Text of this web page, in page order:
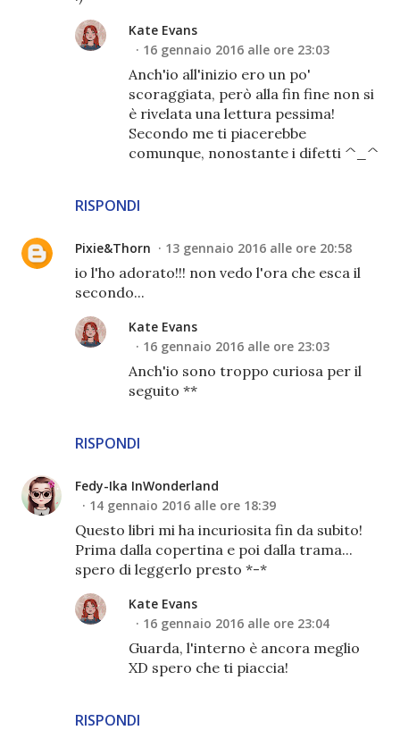
RISPONDI
Kate Evans
16 gennaio 2016 alle ore 23:03
Anch'io all'inizio ero un po'
scoraggiata, però alla fin fine non si
è rivelata una lettura pessima!
Secondo me ti piacerebbe
comunque, nonostante i difetti ^_^
Pixie&Thorn 13 gennaio 2016 alle ore 20:58
io l'ho adorato!!! non vedo l'ora che esca il
secondo...
RISPONDI
Kate Evans
16 gennaio 2016 alle ore 23:03
Anch'io sono troppo curiosa per il
seguito **
Fedy-Ika InWonderland
14 gennaio 2016 alle ore 18:39
Questo libri mi ha incuriosita fin da subito!
Prima dalla copertina e poi dalla trama...
spero di leggerlo presto *-*
RISPONDI
Kate Evans
16 gennaio 2016 alle ore 23:04
Guarda, l'interno è ancora meglio
XD spero che ti piaccia!